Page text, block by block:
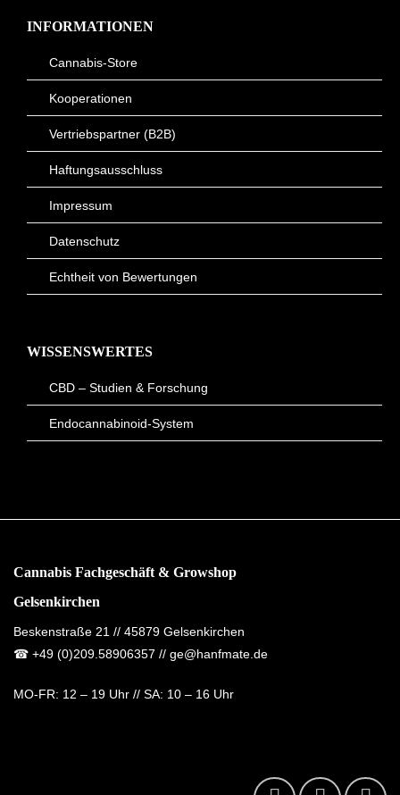
INFORMATIONEN
Cannabis-Store
Kooperationen
Vertriebspartner (B2B)
Haftungsausschluss
Impressum
Datenschutz
Echtheit von Bewertungen
WISSENSWERTES
CBD – Studien & Forschung
Endocannabinoid-System
Cannabis Fachgeschäft & Growshop
Gelsenkirchen
Beskenstraße 21 // 45879 Gelsenkirchen
☎ +49 (0)209.58906357 // ge@hanfmate.de
MO-FR: 12 – 19 Uhr // SA: 10 – 16 Uhr